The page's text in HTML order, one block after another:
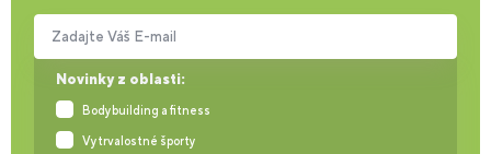
Novinky z oblasti:
Bodybuilding a fitness
Vytrvalostné športy
Zadajte Váš E-mail